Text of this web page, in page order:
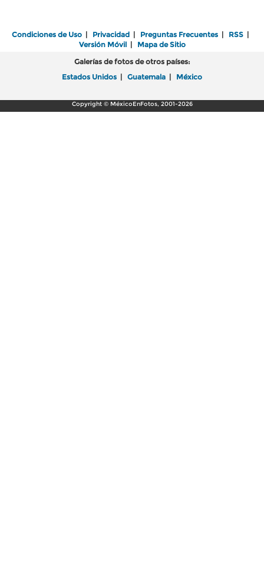
Condiciones de Uso | Privacidad | Preguntas Frecuentes | RSS |
Versión Móvil| Mapa de Sitio
Galerías de fotos de otros países:
Estados Unidos | Guatemala | México
Copyright © MéxicoEnFotos, 2001-2026